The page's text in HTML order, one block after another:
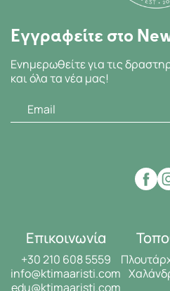
Εγγραφείτε στο
Ενημερωθείτε για τις
και όλα τα νέα μας!
Επικοινωνία
+30 210 608 5559
info@ktimaaristi.com
edu@ktimaaristi.com